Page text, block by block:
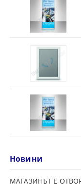
Новини
МАГАЗИНЪТ Е